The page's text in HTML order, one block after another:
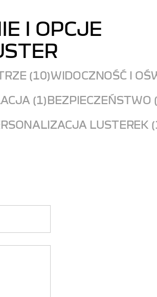
I OPCJE
(10)WIDOCZNOŚĆ I
(1)BEZPIECZEŃSTWO
LUSTEREK